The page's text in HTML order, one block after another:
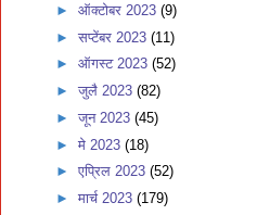
► ऑक्टोबर 2023 (9)
► सप्टेंबर 2023 (11)
► ऑगस्ट 2023 (52)
► जुलै 2023 (82)
► जून 2023 (45)
► मे 2023 (18)
► एप्रिल 2023 (52)
► मार्च 2023 (179)